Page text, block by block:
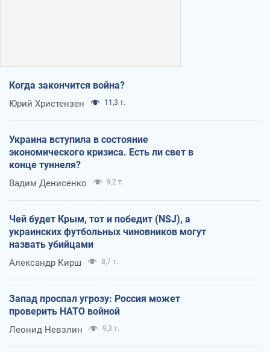
Когда закончится война?
Юрий Христензен 11,3 т.
Украина вступила в состояние
экономического кризиса. Есть ли свет в
конце туннеля?
Вадим Денисенко 9,2 т.
Чей будет Крым, тот и победит (NSJ), а
украинских футбольных чиновников могут
назвать убийцами
Александр Кирш 8,7 т.
Запад проспал угрозу: Россия может
проверить НАТО войной
Леонид Невзлин 9,3 т.